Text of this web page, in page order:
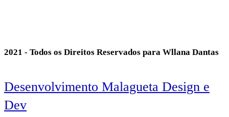
2021 - Todos os Direitos Reservados para Wllana Dantas
Desenvolvimento Malagueta Design e
Dev